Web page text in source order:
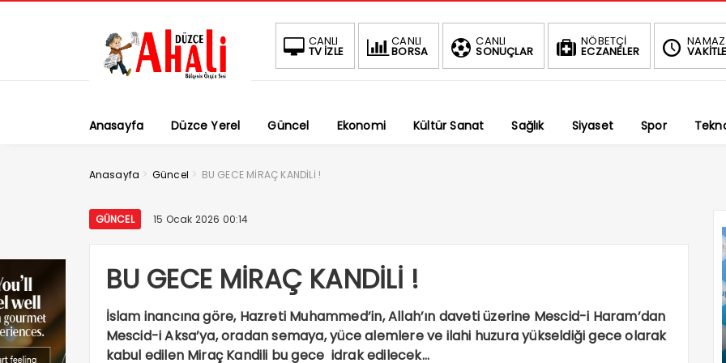
CANLI
TV İZLE
CANLI
BORSA
CANLI
SONUÇLAR
NÖBETÇİ
ECZANELER
NAMAZ
BIST
-0.03%
Anasayfa Düzce Yerel Güncel Ekonomi Kültür Sanat Sağlık Siyaset Spor
Anasayfa > Güncel > BU GECE MİRAÇ KANDİLİ !
GÜNCEL 15 Ocak 2026 00:14
BU GECE MİRAÇ KANDİLİ !
İslam inancına göre, Hazreti Muhammed’in, Allah’ın daveti üzerine Mescid-i Haram’dan
Mescid-i Aksa’ya, oradan semaya, yüce alemlere ve ilahi huzura yükseldiği gece olarak
kabul edilen Miraç Kandili bu gece idrak edilecek…